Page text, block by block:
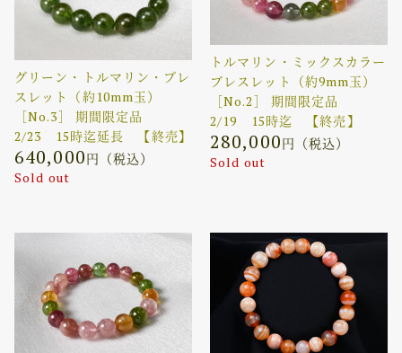
グリーン・トルマリン・ブレ
スレット（約10mm玉）
［No.3］ 期間限定品
2/23 15時迄延長 【終売】
640,000円（税込）
Sold out
トルマリン・ミックスカラー
ブレスレット（約9mm玉）
［No.2］ 期間限定品
2/19 15時迄 【終売】
280,000円（税込）
Sold out